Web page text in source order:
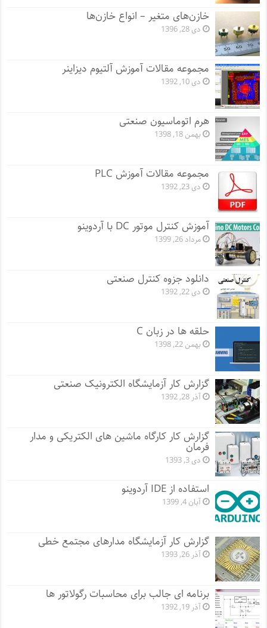
خازن‌های متغیر – انواع خازن‌ها
دی 28, 1396
مجموعه مقالات آموزش آلتیوم دیزاینر
دی 10, 1392
هرم اتوماسیون صنعتی
بهمن 18, 1398
مجموعه مقالات آموزش PLC
دی 23, 1392
آموزش کنترل موتور DC با آردوینو
مرداد 26, 1399
دانلود جزوه کنترل صنعتی
دی 22, 1392
حلقه ها در زبان C
بهمن 22, 1398
گزارش کار آزمایشگاه الکترونیک صنعتی
آذر 28, 1392
گزارش کار کارگاه ماشین های الکتریکی و مدار
فرمان
دی 3, 1393
استفاده از IDE آردوینو
آبان 4, 1399
گزارش کار آزمایشگاه مدارهای مجتمع خطی
آذر 26, 1393
برنامه ای جالب برای محاسبات رگولاتور ها
آذر 19, 1392